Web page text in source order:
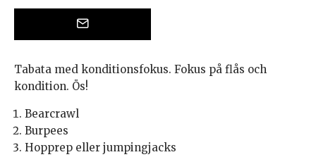
Tabata med konditionsfokus. Fokus på flås och
kondition. Ös!
Bearcrawl
Burpees
Hopprep eller jumpingjacks